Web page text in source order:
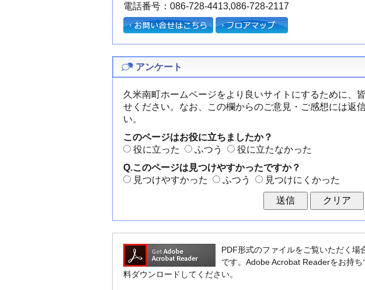
電話番号：086-728-4413,086-728-2117
アンケート
久米南町ホームページをより良いサイトにするために、
せください。なお、この欄からのご意見・ご感想には返
い。
このページはお役に立ちましたか？
役に立った
ふつう
役に立たなかった
Q.このページは見つけやすかったですか？
見つけやすかった
ふつう 見つけにくかった
PDF形式のファイルをご覧いただく
です。Adobe Acrobat Readerをお持
料ダウンロードしてください。